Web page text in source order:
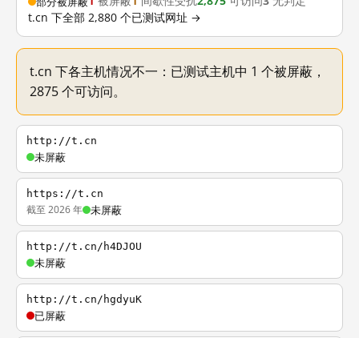
t.cn 下全部 2,880 个已测试网址 →
t.cn 下各主机情况不一：已测试主机中 1 个被屏蔽，
2875 个可访问。
http://t.cn
未屏蔽
https://t.cn
截至 2026 年 未屏蔽
http://t.cn/h4DJOU
未屏蔽
http://t.cn/hgdyuK
已屏蔽